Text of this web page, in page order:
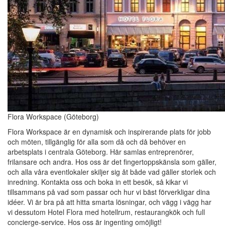
Flora Workspace (Göteborg)
Flora Workspace är en dynamisk och inspirerande plats för jobb
och möten, tillgänglig för alla som då och då behöver en
arbetsplats i centrala Göteborg. Här samlas entreprenörer,
frilansare och andra. Hos oss är det fingertoppskänsla som gäller,
och alla våra eventlokaler skiljer sig åt både vad gäller storlek och
inredning. Kontakta oss och boka in ett besök, så kikar vi
tillsammans på vad som passar och hur vi bäst förverkligar dina
idéer. Vi är bra på att hitta smarta lösningar, och vägg i vägg har
vi dessutom Hotel Flora med hotellrum, restaurangkök och full
concierge-service. Hos oss är ingenting omöjligt!